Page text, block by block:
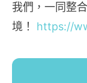
我們，一同整
境！ https://